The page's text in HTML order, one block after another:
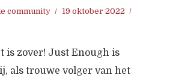
community
19 oktober 2022
is zover! Just Enough is
als trouwe volger van het